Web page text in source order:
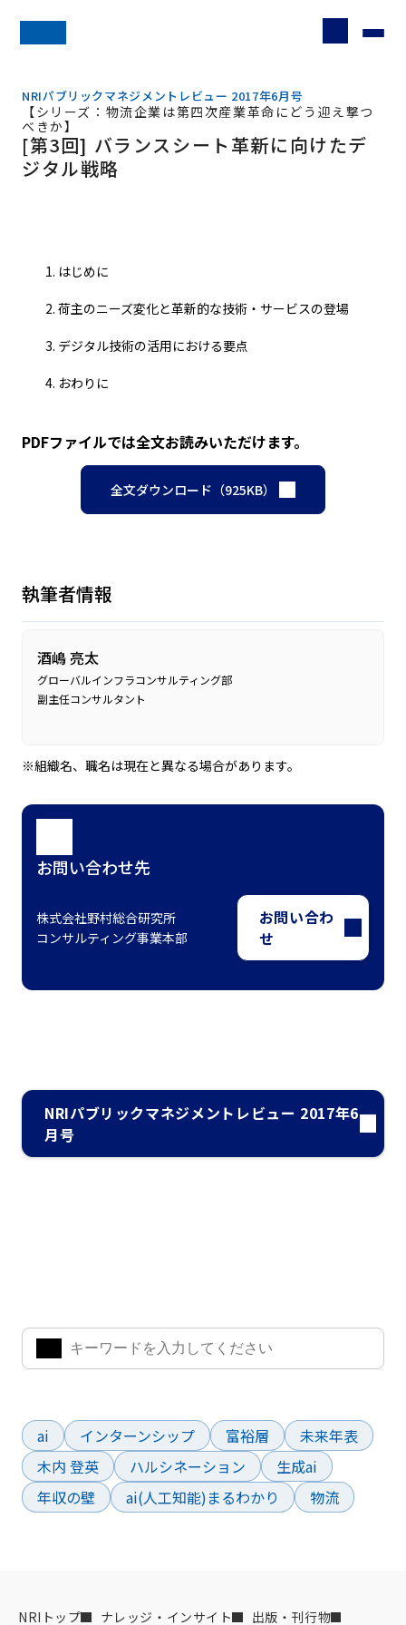
NRIパブリックマネジメントレビュー 2017年6月号
【シリーズ：物流企業は第四次産業革命にどう迎え撃つ
べきか】
[第3回] バランスシート革新に向けたデ
ジタル戦略
はじめに
荷主のニーズ変化と革新的な技術・サービスの登場
デジタル技術の活用における要点
おわりに
PDFファイルでは全文お読みいただけます。
全文ダウンロード（925KB）
執筆者情報
酒嶋 亮太
グローバルインフラコンサルティング部
副主任コンサルタント
※組織名、職名は現在と異なる場合があります。
お問い合わせ先
株式会社野村総合研究所
コンサルティング事業本部
お問い合わ
せ
NRIパブリックマネジメントレビュー 2017年6
月号
ai
インターンシップ 富裕層
未来年表
木内 登英
ハルシネーション
生成ai
年収の壁
ai(人工知能)まるわかり 物流
NRIトップ ナレッジ・インサイト 出版・刊行物